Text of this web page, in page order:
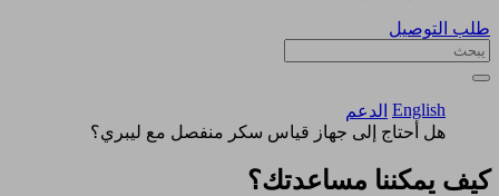
طلب التوصيل
English الدعم
هل أحتاج إلى جهاز قياس سكر منفصل مع ليبري؟
كيف يمكننا مساعدتك؟